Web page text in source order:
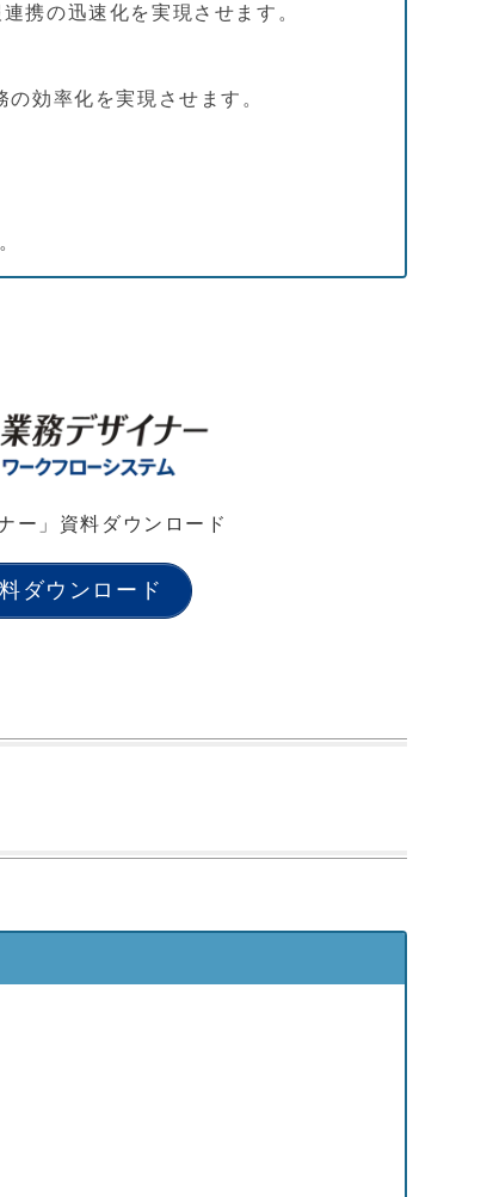
携の迅速化を実現させます。
効率化を実現させます。
ー」資料ダウンロード
ダウンロード